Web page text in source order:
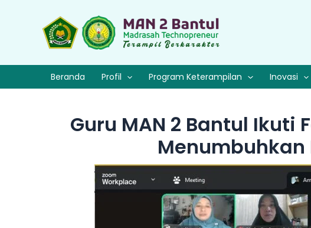
Beranda Profil Program Keterampilan Inovasi
Guru MAN 2 Bantul Ikuti
Menumbuhkan